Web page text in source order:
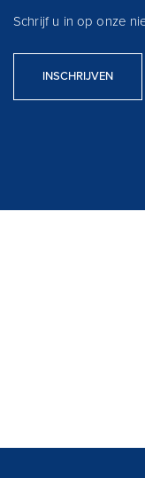
Schrijf u in op onze
INSCHRIJVEN